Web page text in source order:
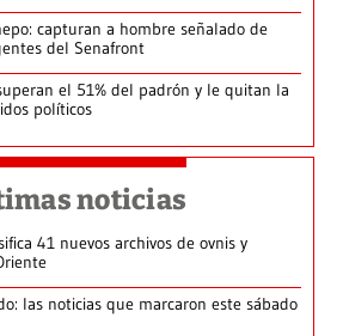
capturan a hombre señalado de
del Senafront
el 51% del padrón y le quitan la
políticos
noticias
41 nuevos archivos de ovnis y
las noticias que marcaron este sábado